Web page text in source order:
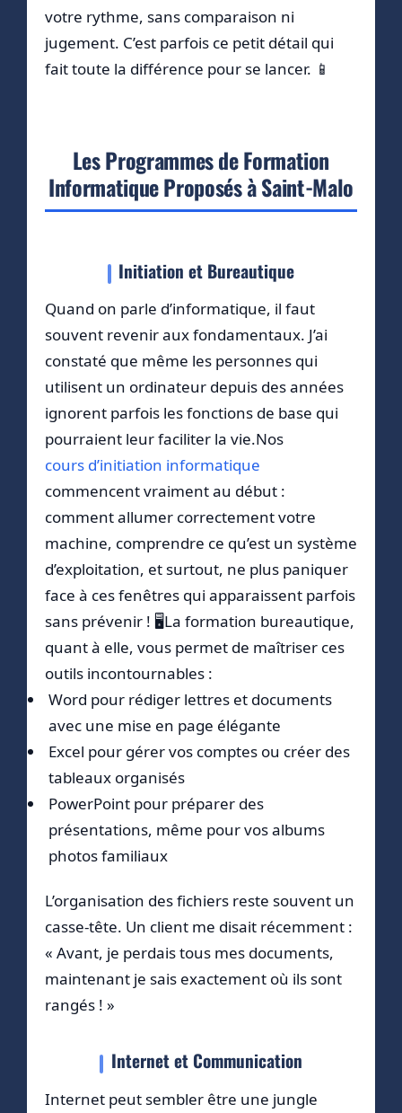
votre rythme, sans comparaison ni
jugement. C’est parfois ce petit détail qui
fait toute la différence pour se lancer. 📱
Les Programmes de Formation
Informatique Proposés à Saint-Malo
Initiation et Bureautique
Quand on parle d’informatique, il faut
souvent revenir aux fondamentaux. J’ai
constaté que même les personnes qui
utilisent un ordinateur depuis des années
ignorent parfois les fonctions de base qui
pourraient leur faciliter la vie.Nos
cours d’initiation informatique
commencent vraiment au début :
comment allumer correctement votre
machine, comprendre ce qu’est un système
d’exploitation, et surtout, ne plus paniquer
face à ces fenêtres qui apparaissent parfois
sans prévenir ! 🖥️La formation bureautique,
quant à elle, vous permet de maîtriser ces
outils incontournables :
Word pour rédiger lettres et documents
avec une mise en page élégante
Excel pour gérer vos comptes ou créer des
tableaux organisés
PowerPoint pour préparer des
présentations, même pour vos albums
photos familiaux
L’organisation des fichiers reste souvent un
casse-tête. Un client me disait récemment :
« Avant, je perdais tous mes documents,
maintenant je sais exactement où ils sont
rangés ! »
Internet et Communication
Internet peut sembler être une jungle